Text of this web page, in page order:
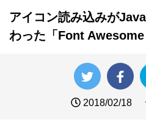
アイコン読み込みが
わった「Font
2018/02/18